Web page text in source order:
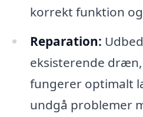
korrekt funktion
Reparation:
eksisterende
fungerer optimalt
undgå problemer